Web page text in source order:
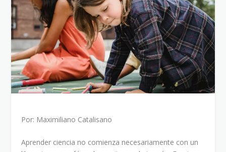
Por: Maximiliano Catalisano
Aprender ciencia no comienza necesariamente con un